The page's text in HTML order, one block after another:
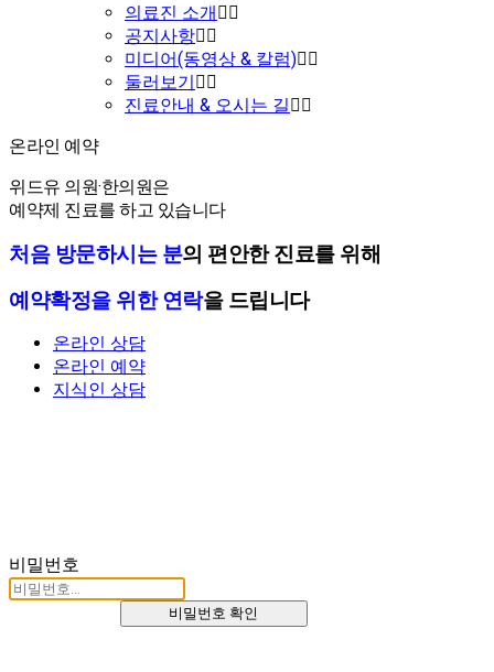
의료진 소개
공지사항
미디어(동영상 & 칼럼)
둘러보기
진료안내 & 오시는 길
온라인 예약
온라인 예약
위드유 의원·한의원은
예약제 진료를 하고 있습니다
처음 방문하시는 분의 편안한 진료를 위해
예약확정을 위한 연락을 드립니다
온라인 상담
온라인 예약
지식인 상담
비밀번호
비밀번호 확인